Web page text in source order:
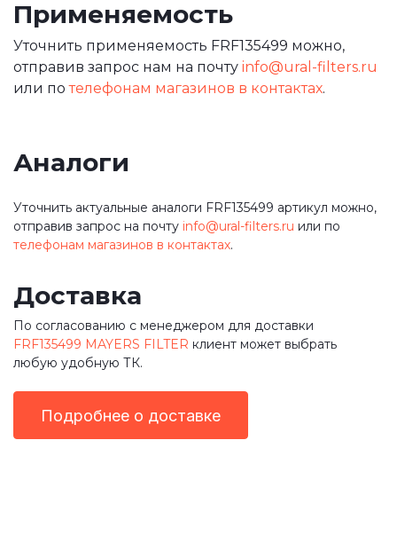
Применяемость
Уточнить применяемость FRF135499 можно,
отправив запрос нам на почту info@ural-filters.ru
или потелефонам магазинов в контактах.
Аналоги
Уточнить актуальные аналоги FRF135499 артикул можно,
отправив запрос на почту info@ural-filters.ru или по
телефонам магазинов в контактах.
Доставка
По согласованию с менеджером для доставки
FRF135499 MAYERS FILTER клиент может выбрать
любую удобную ТК.
Подробнее о доставке